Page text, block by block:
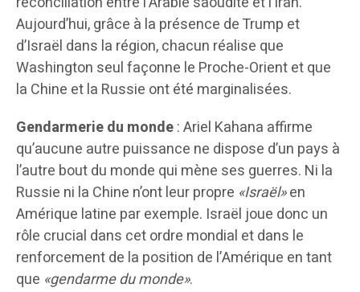
Aujourd’hui, grâce à la présence de Trump et
d’Israël dans la région, chacun réalise que
Washington seul façonne le Proche-Orient et que
la Chine et la Russie ont été marginalisées.
Gendarmerie du monde: Ariel Kahana affirme
qu’aucune autre puissance ne dispose d’un pays à
l’autre bout du monde qui mène ses guerres. Ni la
Russie ni la Chine n’ont leur propre «Israël»en
Amérique latine par exemple. Israël joue donc un
rôle crucial dans cet ordre mondial et dans le
renforcement de la position de l’Amérique en tant
que «gendarme du monde».